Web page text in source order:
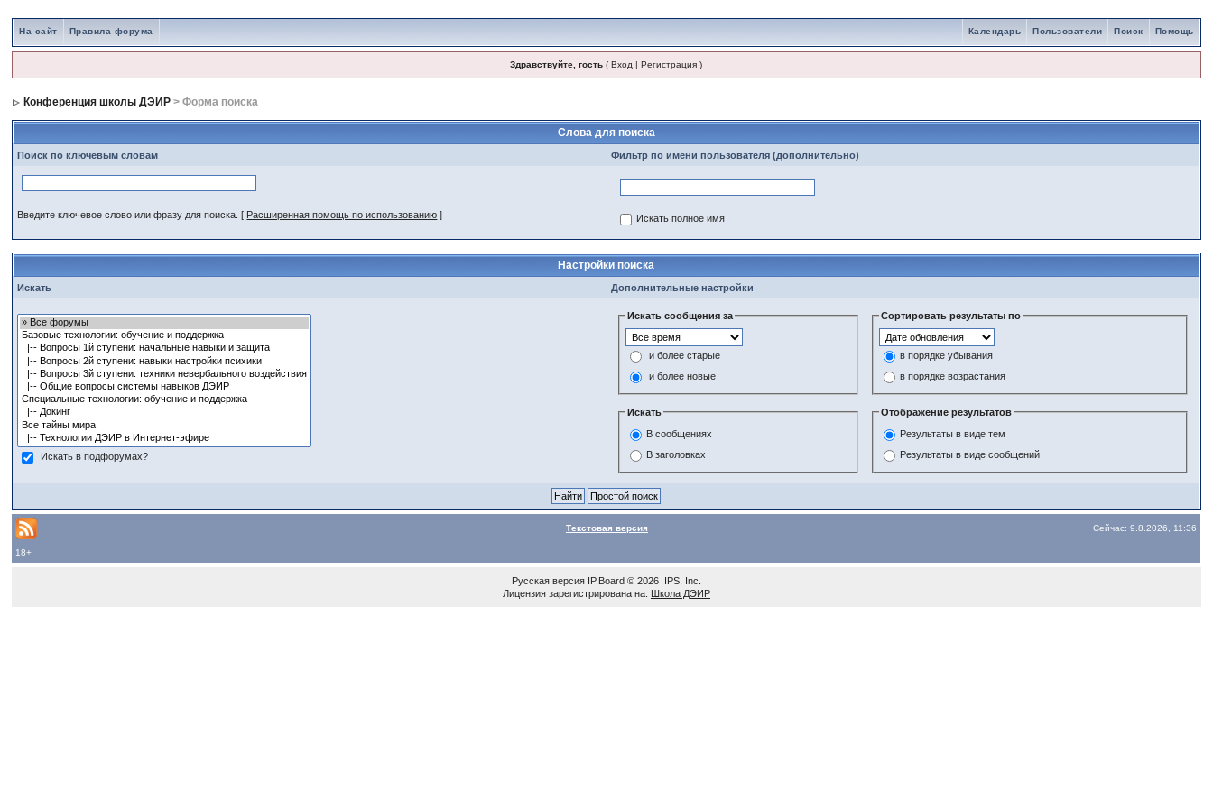
На сайт Правила форума Помощь
Поиск
Пользователи
Календарь
Здравствуйте, гость (Вход |Регистрация )
Конференция школы ДЭИР > Форма поиска
Слова для поиска
Поиск по ключевым словам Фильтр по имени пользователя (дополнительно)
Введите ключевое слово или фразу для поиска. [ Расширенная помощь по использованию ] Искать полное имя
Настройки поиска
Искать Дополнительные настройки
Искать в подфорумах?
Искать сообщения за
и более старые
и более новые
Сортировать результаты по
в порядке убывания
в порядке возрастания
Искать
В сообщениях
В заголовках
Отображение результатов
Результаты в виде тем
Результаты в виде сообщений
Текстовая версия Сейчас: 9.8.2026, 11:36
18+
Русская версия IP.Board© 2026 IPS, Inc
Лицензия зарегистрирована на: Школа ДЭИР